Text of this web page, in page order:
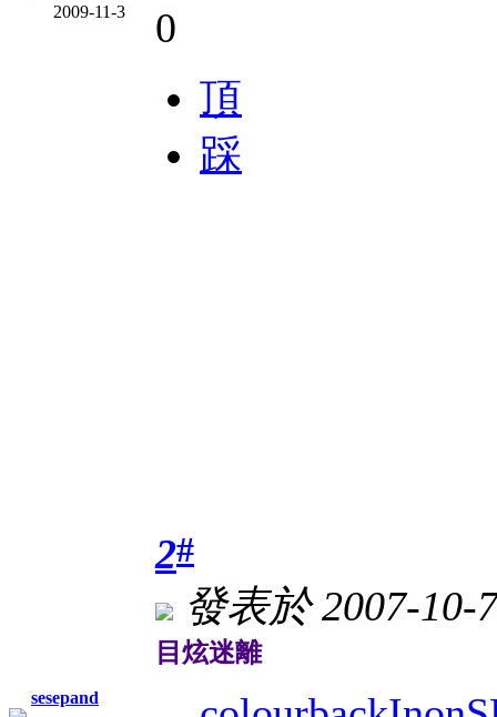
2009-11-3
0
頂
踩
sesepand
2#
發表於 2007-10-
目炫迷離